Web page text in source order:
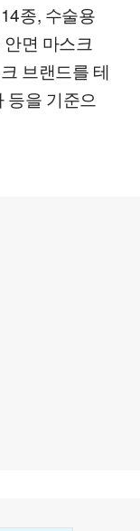
종, 수술용
면 마스크
브랜드를 테
등을 기준으